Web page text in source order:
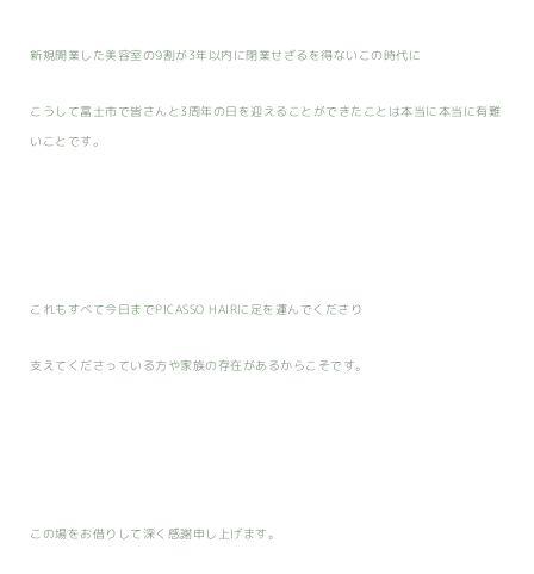
新規開業した美容室の9割が3年以内に閉業せざるを得ないこの時代に
こうして富士市で皆さんと3周年の日を迎えることができたことは本当に本当に有難
いことです。
これもすべて今日までPICASSO HAIRに足を運んでくださり
支えてくださっている方や家族の存在があるからこそです。
この場をお借りして深く感謝申し上げます。